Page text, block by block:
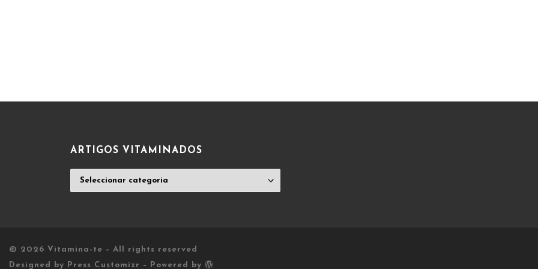
ARTIGOS VITAMINADOS
VITAMINADOS
© 2026 Vitamina-te – All rights reserved
Designed by
Press Customizr – Powered by